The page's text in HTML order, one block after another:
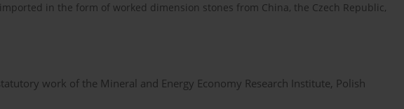
in the form of worked dimension stones from China, the Czech Republic,
work of the Mineral and Energy Economy Research Institute, Polish